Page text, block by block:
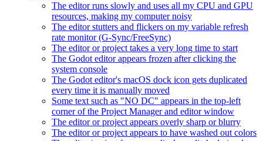
The editor runs slowly and uses all my CPU and GPU
resources, making my computer noisy
The editor stutters and flickers on my variable refresh
rate monitor (G-Sync/FreeSync)
The editor or project takes a very long time to start
The Godot editor appears frozen after clicking the
system console
The Godot editor's macOS dock icon gets duplicated
every time it is manually moved
Some text such as "NO DC" appears in the top-left
corner of the Project Manager and editor window
The editor or project appears overly sharp or blurry
The editor or project appears to have washed out colors